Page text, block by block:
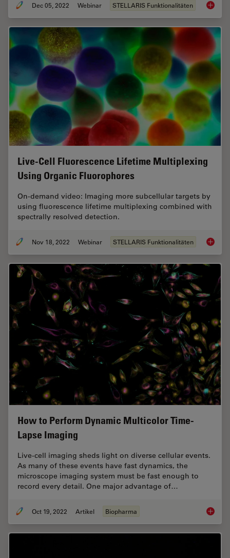
Dec 05, 2022 Webinar STELLARIS Funktionalitäten
Live-Cell Fluorescence Lifetime Multiplexing
Using Organic Fluorophores
On-demand video: Imaging more subcellular targets by
using fluorescence lifetime multiplexing combined with
spectrally resolved detection.
Nov 18, 2022 Webinar STELLARIS Funktionalitäten Live-
How to Perform Dynamic Multicolor Time-
Lapse Imaging
Live-cell imaging sheds light on diverse cellular events.
As many of these events have fast dynamics, the
microscope imaging system must be fast enough to
record every detail. One major advantage of…
Oct 19, 2022 Artikel Biopharma How to